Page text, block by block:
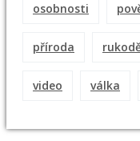
osobnosti
příroda
video válka